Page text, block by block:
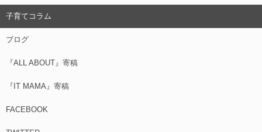
子育てコラム
ブログ
『ALL ABOUT』寄稿
『IT MAMA』寄稿
FACEBOOK